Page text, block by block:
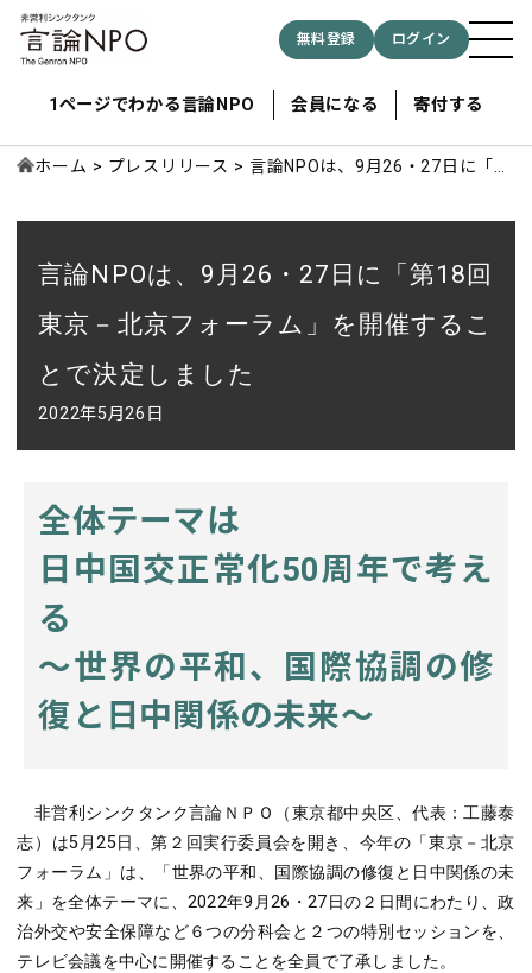
無料登録 ログイン
1ページでわかる言論NPO 会員になる 寄付する
ホーム プレスリリース
言論NPOは、9月26・27日に「第
開催することで決定しました
言論NPOは、9月26・27日に「第18回
東京－北京フォーラム」を開催するこ
とで決定しました
2022年5月26日
全体テーマは
日中国交正常化50周年で考え
る
～世界の平和、国際協調の修
復と日中関係の未来～
非営利シンクタンク言論ＮＰＯ（東京都中央区、代表：工藤泰
志）は5月25日、第２回実行委員会を開き、今年の「東京－北京
フォーラム」は、「世界の平和、国際協調の修復と日中関係の未
来」を全体テーマに、2022年9月26・27日の２日間にわたり、政
治外交や安全保障など６つの分科会と２つの特別セッションを、
テレビ会議を中心に開催することを全員で了承しました。